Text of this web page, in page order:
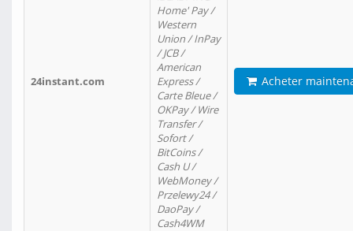
24instant.com
Home' Pay /
Western
Union / InPay
/ JCB /
American
Express /
Carte Bleue /
OKPay / Wire
Transfer /
Sofort /
BitCoins /
Cash U /
WebMoney /
Przelewy24 /
DaoPay /
Cash4WM
Acheter